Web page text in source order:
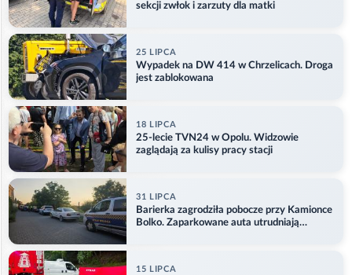
sekcji zwłok i zarzuty dla matki
25 LIPCA
Wypadek na DW 414 w Chrzelicach. Droga
jest zablokowana
18 LIPCA
25-lecie TVN24 w Opolu. Widzowie
zaglądają za kulisy pracy stacji
31 LIPCA
Barierka zagrodziła pobocze przy Kamionce
Bolko. Zaparkowane auta utrudniają
15 LIPCA